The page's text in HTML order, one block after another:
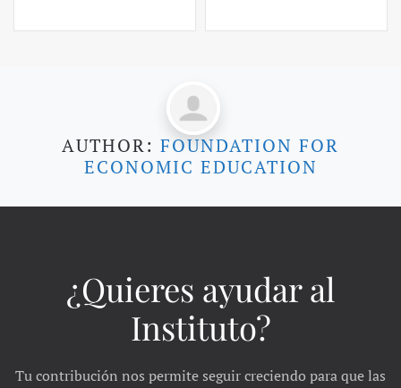
AUTHOR: FOUNDATION FOR
ECONOMIC EDUCATION
¿Quieres ayudar al
Instituto?
Tu contribución nos permite seguir creciendo para que las